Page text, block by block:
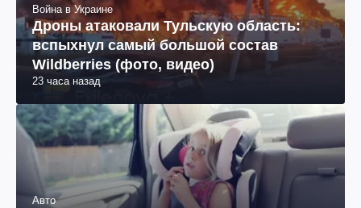
Война в Украине
Дроны атаковали Тульскую область:
вспыхнул самый большой состав
Wildberries (фото, видео)
23 часа назад
Авто